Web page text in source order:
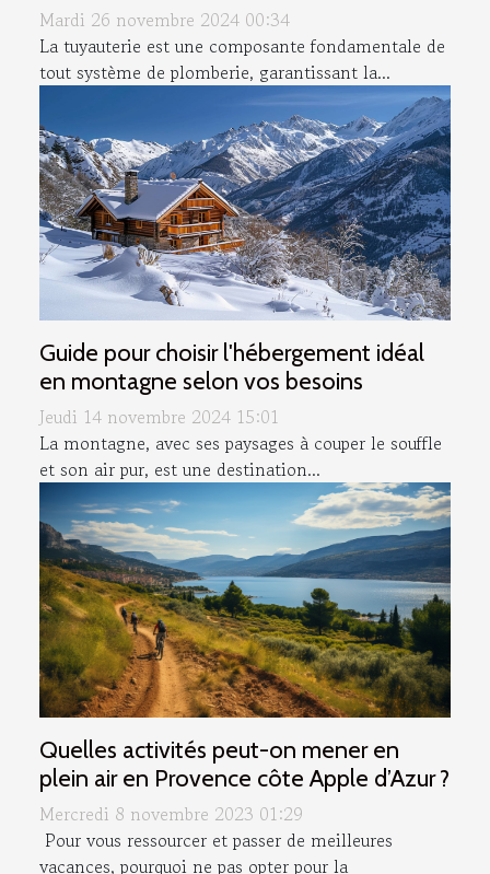
Mardi 26 novembre 2024 00:34
La tuyauterie est une composante fondamentale de
tout système de plomberie, garantissant la...
Guide pour choisir l'hébergement idéal
en montagne selon vos besoins
Jeudi 14 novembre 2024 15:01
La montagne, avec ses paysages à couper le souffle
et son air pur, est une destination...
Quelles activités peut-on mener en
plein air en Provence côte Apple d’Azur ?
Mercredi 8 novembre 2023 01:29
Pour vous ressourcer et passer de meilleures
vacances, pourquoi ne pas opter pour la